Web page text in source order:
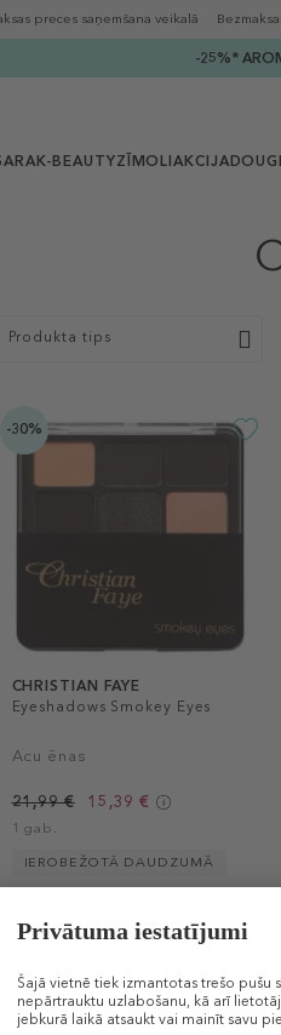
preces saņemšana veikalā
-25%*
K-BEAUTYZĪMOLIAKCIJA
Produkta tips
-30%
CHRISTIAN FAYE
Eyeshadows Smokey Eyes
Acu ēnas
21,99 € 15,39 €
1 gab.
IEROBEŽOTĀ DAUDZUMĀ